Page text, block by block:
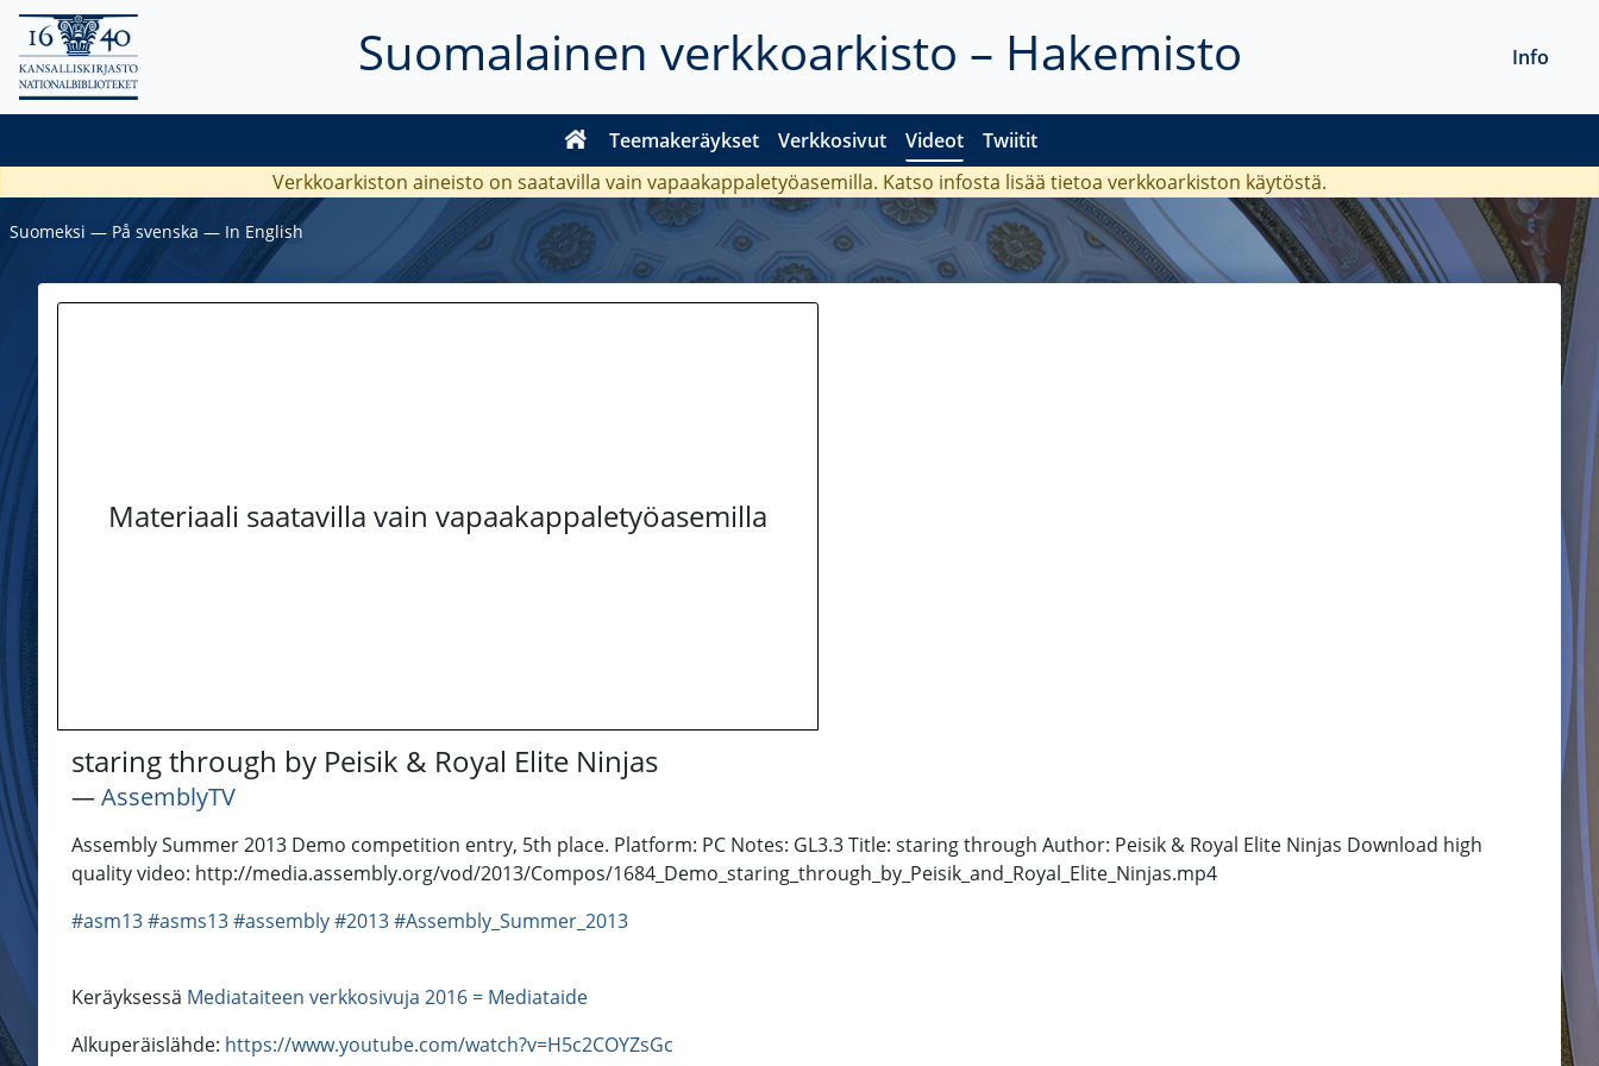
Suomalainen verkkoarkisto – Hakemisto
Teemakeräykset Verkkosivut Videot Twiitit
Info
Verkkoarkiston aineisto on saatavilla vain vapaakappaletyöasemilla. Katso infosta lisää tietoa verkkoarkiston käytöstä.
Suomeksi ― På svenska ― In English
Materiaali saatavilla vain vapaakappaletyöasemilla
staring through by Peisik & Royal Elite Ninjas
―AssemblyTV
Assembly Summer 2013 Demo competition entry, 5th place. Platform: PC Notes: GL3.3 Title: staring through Author: Peisik & Royal Elite Ninjas Download high
quality video: http://media.assembly.org/vod/2013/Compos/1684_Demo_staring_through_by_Peisik_and_Royal_Elite_Ninjas.mp4
#asm13#asms13#assembly#2013#Assembly_Summer_2013
Keräyksessä Mediataiteen verkkosivuja 2016 = Mediataide
Alkuperäislähde: https://www.youtube.com/watch?v=H5c2COYZsGc